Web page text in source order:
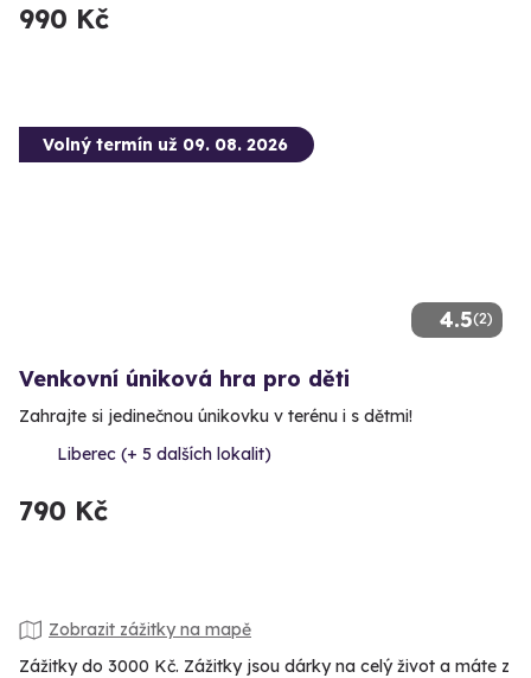
990 Kč
4.5(2)
Volný termín už 09. 08. 2026
Venkovní úniková hra pro děti
Zahrajte si jedinečnou únikovku v terénu i s dětmi!
Liberec (+ 5 dalších lokalit)
790 Kč
Zobrazit zážitky na mapě
Zážitky do 3000 Kč. Zážitky jsou dárky na celý život a máte z